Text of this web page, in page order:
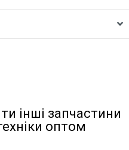
інші запчастини
оптом